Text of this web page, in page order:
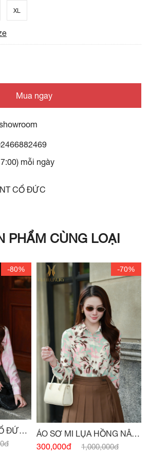
XL
Mua ngay
mỗi ngày
CỔ ĐỨC
PHẨM CÙNG LOẠI
-80%
ĐỨC
-70%
ÁO SƠ MI LỤA HỒNG NÂU
TÂY CỔ ĐỨC
300,000đ 1,000,000đ